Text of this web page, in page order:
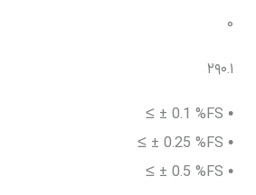
۰
۲۹۰.۱
≤ ± 0.1 %FS •
≤ ± 0.25 %FS •
≤ ± 0.5 %FS •